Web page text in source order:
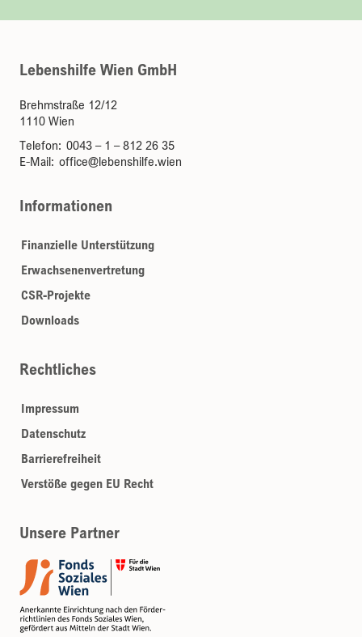
Lebenshilfe Wien GmbH
Brehmstraße 12/12
1110 Wien
Telefon: 0043 – 1 – 812 26 35
E-Mail: office@lebenshilfe.wien
Informationen
Finanzielle Unterstützung
Erwachsenenvertretung
CSR-Projekte
Downloads
Rechtliches
Impressum
Datenschutz
Barrierefreiheit
Verstöße gegen EU Recht
Unsere Partner